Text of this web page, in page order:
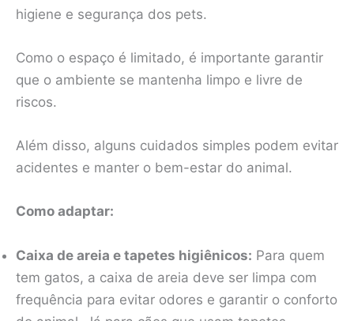
higiene e segurança dos pets.
Como o espaço é limitado, é importante garantir
que o ambiente se mantenha limpo e livre de
riscos.
Além disso, alguns cuidados simples podem evitar
acidentes e manter o bem-estar do animal.
Como adaptar:
Caixa de areia e tapetes higiênicos: Para quem
tem gatos, a caixa de areia deve ser limpa com
frequência para evitar odores e garantir o conforto